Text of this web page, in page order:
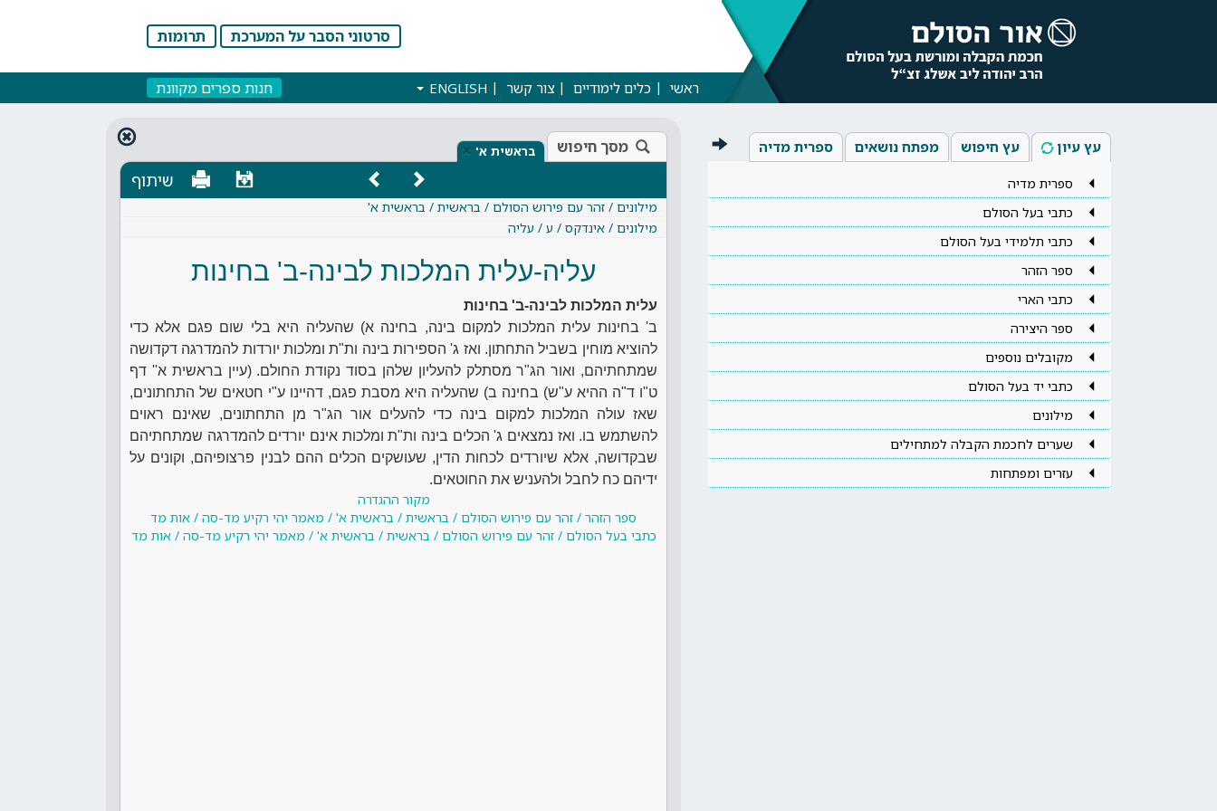
סרטוני הסבר על המערכת תרומות
ראשי כלים לימודיים צור קשר ENGLISH חנות ספרים מקוונת
עץ עיון עץ חיפוש מפתח נושאים ספרית מדיה
ספרית מדיה
כתבי בעל הסולם
כתבי תלמידי בעל הסולם
ספר הזהר
כתבי הארי
ספר היצירה
מקובלים נוספים
כתבי יד בעל הסולם
מילונים
שערים לחכמת הקבלה למתחילים
עזרים ומפתחות
מסך חיפוש בראשית א' ×
שיתוף
מילונים / זהר עם פירוש הסולם / בראשית / בראשית א'
מילונים / אינדקס / ע / עליה
עליה-עלית המלכות לבינה-ב' בחינות
עלית המלכות לבינה-ב' בחינות
ב' בחינות עלית המלכות למקום בינה, בחינה א) שהעליה היא בלי שום פגם אלא כדי
להוציא מוחין בשביל התחתון. ואז ג' הספירות בינה ות"ת ומלכות יורדות להמדרגה דקדושה
שמתחתיהם, ואור הג"ר מסתלק להעליון שלהן בסוד נקודת החולם. (עיין בראשית א'' דף
ט"ו ד"ה ההיא ע"ש) בחינה ב) שהעליה היא מסבת פגם, דהיינו ע"י חטאים של התחתונים,
שאז עולה המלכות למקום בינה כדי להעלים אור הג"ר מן התחתונים, שאינם ראוים
להשתמש בו. ואז נמצאים ג' הכלים בינה ות"ת ומלכות אינם יורדים להמדרגה שמתחתיהם
שבקדושה, אלא שיורדים לכחות הדין, שעושקים הכלים ההם לבנין פרצופיהם, וקונים על
ידיהם כח לחבל ולהעניש את החוטאים.
מקור ההגדרה
ספר הזהר / זהר עם פירוש הסולם / בראשית / בראשית א' / מאמר יהי רקיע מד-סה / אות מד
כתבי בעל הסולם / זהר עם פירוש הסולם / בראשית / בראשית א' / מאמר יהי רקיע מד-סה / אות מד